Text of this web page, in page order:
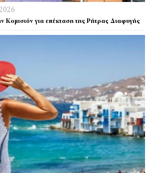
Κομισιόν για επέκταση της Ρήτρας Διαφυγής